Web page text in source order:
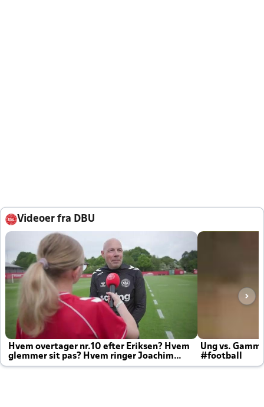
Videoer fra DBU
Hvem overtager nr.10 efter Eriksen? Hvem
glemmer sit pas? Hvem ringer Joachim
altid til efter kampe?
Ung vs.
#football